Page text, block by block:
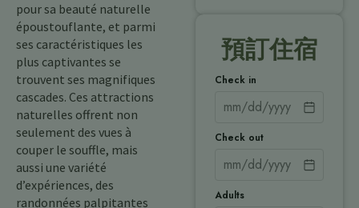
pour sa beauté naturelle
époustouflante, et parmi
ses caractéristiques les
plus captivantes se
trouvent ses magnifiques
cascades. Ces attractions
naturelles offrent non
seulement des vues à
couper le souffle, mais
aussi une variété
d’expériences, des
randonnées palpitantes
預訂住宿
Check in
Check out
Adults